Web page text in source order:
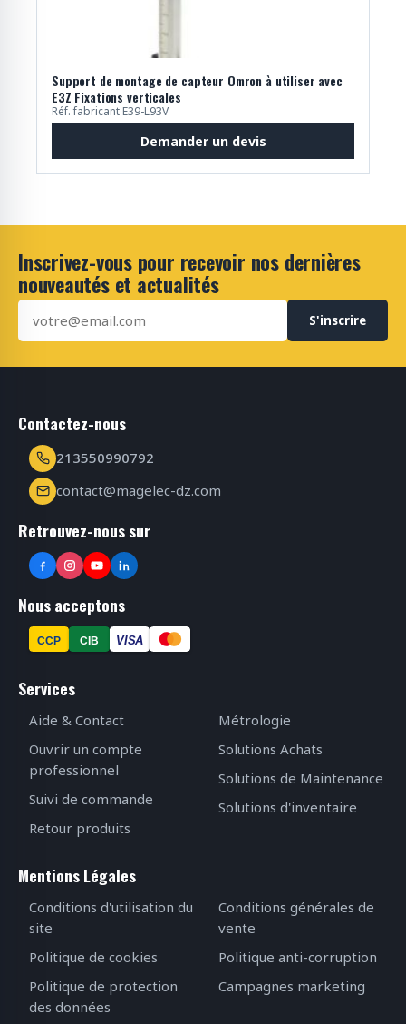
Support de montage de capteur Omron à utiliser avec
E3Z Fixations verticales
Réf. fabricant E39-L93V
Demander un devis
Inscrivez-vous pour recevoir nos dernières
nouveautés et actualités
S'inscrire
Contactez-nous
213550990792
contact@magelec-dz.com
Retrouvez-nous sur
Nous acceptons
CCP CIB VISA
Services
Aide & Contact
Ouvrir un compte
professionnel
Suivi de commande
Retour produits
Métrologie
Solutions Achats
Solutions de Maintenance
Solutions d'inventaire
Mentions Légales
Conditions d'utilisation du
site
Politique de cookies
Politique de protection
des données
Conditions générales de
vente
Politique anti-corruption
Campagnes marketing